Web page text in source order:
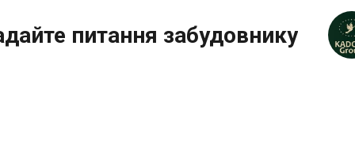
питання забудовнику